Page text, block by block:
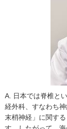
A. 日本では脊椎と
経外科、すなわち
末梢神経」に関す